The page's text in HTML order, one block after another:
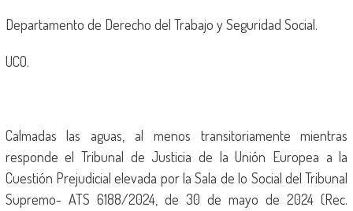
Departamento de Derecho del Trabajo y Seguridad Social.
UCO.
Calmadas las aguas, al menos transitoriamente mientras
responde el Tribunal de Justicia de la Unión Europea a la
Cuestión Prejudicial elevada por la Sala de lo Social del Tribunal
Supremo- ATS 6188/2024, de 30 de mayo de 2024 (Rec.